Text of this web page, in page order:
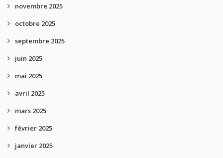
novembre 2025
octobre 2025
septembre 2025
juin 2025
mai 2025
avril 2025
mars 2025
février 2025
janvier 2025